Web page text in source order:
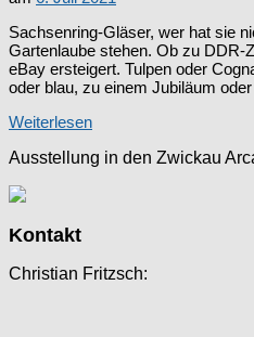
Sachsenring-Gläser, wer hat sie
Gartenlaube stehen. Ob zu DDR-
eBay ersteigert. Tulpen oder
oder blau, zu einem Jubiläum
Weiterlesen
Ausstellung in den Zwickau
Kontakt
Christian Fritzsch: